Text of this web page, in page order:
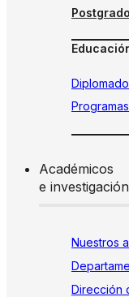
Postgrado
Académicos
e investigación
Nuestros
Dirección